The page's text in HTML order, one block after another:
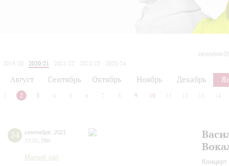
сегодня
2019/20
2020/21 2021/22 2022/23
2023/24
Август Сентябрь Октябрь Ноябрь Декабрь
2 3 4 5 6 7 8 9 10 12 13 14
24 сентября 2021
19:00 Пт
Малый зал